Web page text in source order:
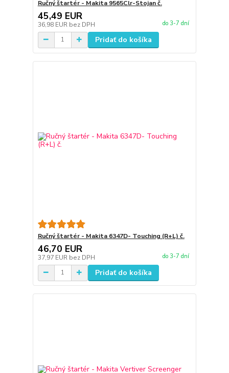
Ručný štartér - Makita 9565Clr-Stojan č.
45,49 EUR
36,98 EUR bez DPH do 3-7 dní
Pridať do košíka
Ručný štartér - Makita 6347D- Touching (R+L) č.
46,70 EUR
37,97 EUR bez DPH do 3-7 dní
Pridať do košíka